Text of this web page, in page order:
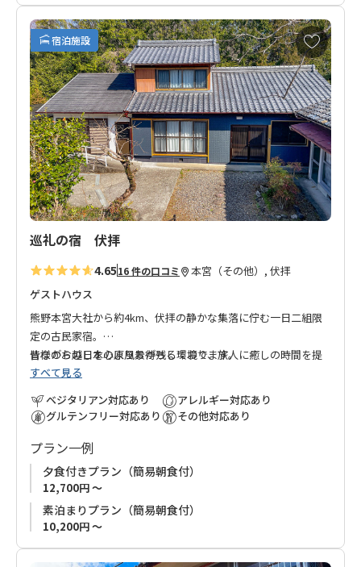
好立地。
現在「素泊まりプラン」のみの販売ですが、徒歩3分以内にスー
パーがあり食事を購入可能。
温もりと安心を感じられる杉の木を全面に利用した内装に加
え、2階からは壮大な熊野川の絶景をご覧いただけます。
熊野古道 小辺路にも面しており、中辺路を歩かれる方はもちろ
ん、小辺路ウォークのお客様のご宿泊にもオススメ！
都会からのお客様、田舎暮らしに慣れているお客様、両方にご
満足いただけるお宿です。
チェックイン方法はご予約・決済完了後にオーナーよりお知ら
せいたします。
こちらのお宿は環境に配慮したコンポストトイレを採用してお
ります。
宿泊施設
お
気
に
入
り
に
追
巡礼の宿 伏拝
4.6516 件の口コミ
本宮（その他）, 伏拝
ゲストハウス
熊野本宮大社から約4km、伏拝の静かな集落に佇む一日二組限
定の古民家宿。
昔ながらの日本の原風景が残る環境で、旅人に癒しの時間を提
供します。
清潔で広々とした客室には美しい庭が広がり、静けさの中でゆ
ったりと過ごせます。
熊野本宮大社へのアクセスも良好で、翌朝は余裕を持って参拝
可能。熊野詣の前泊に最適なロケーションです。
皆様のお越しを心よりお待ちしております。
すべて見る
ベジタリアン対応あり
グルテンフリー対応あり
アレルギー対応あり
その他対応あり
プラン一例
夕食付きプラン（簡易朝食付）
12,700円 ～
素泊まりプラン（簡易朝食付）
10,200円 ～